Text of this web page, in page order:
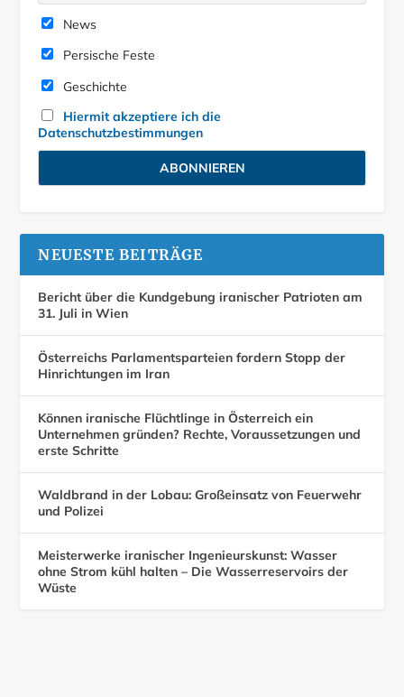
News
Persische Feste
Geschichte
Hiermit akzeptiere ich die
Datenschutzbestimmungen
NEUESTE BEITRÄGE
Bericht über die Kundgebung iranischer Patrioten am
31. Juli in Wien
Österreichs Parlamentsparteien fordern Stopp der
Hinrichtungen im Iran
Können iranische Flüchtlinge in Österreich ein
Unternehmen gründen? Rechte, Voraussetzungen und
erste Schritte
Waldbrand in der Lobau: Großeinsatz von Feuerwehr
und Polizei
Meisterwerke iranischer Ingenieurskunst: Wasser
ohne Strom kühl halten – Die Wasserreservoirs der
Wüste